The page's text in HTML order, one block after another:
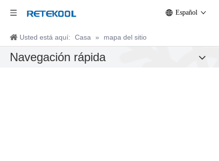
Español
Usted está aquí: Casa » mapa del sitio
Navegación rápida